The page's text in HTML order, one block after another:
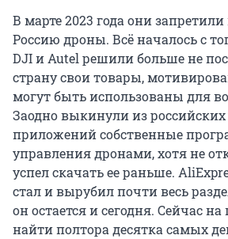
В марте 2023 года они
Россию дроны. Всё началось с
DJI и Autel решили больше не
страну свои товары,
могут быть использованы для
Заодно выкинули из
приложений собственные
управления дронами, хотя не
успел скачать ее раньше.
стал и вырубил почти весь
он остается и сегодня. Сейчас
найти полтора десятка самых